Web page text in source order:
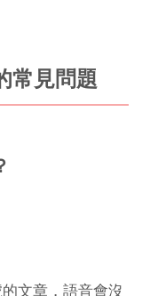
常見問題
文章，語音會沒